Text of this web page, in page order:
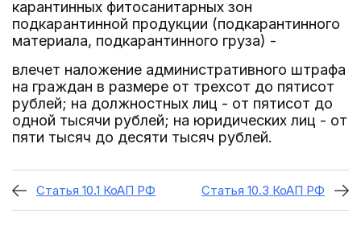
карантинных фитосанитарных зон
подкарантинной продукции (подкарантинного
материала, подкарантинного груза) -
влечет наложение административного штрафа
на граждан в размере от трехсот до пятисот
рублей; на должностных лиц - от пятисот до
одной тысячи рублей; на юридических лиц - от
пяти тысяч до десяти тысяч рублей.
Статья 10.1 КоАП РФ Статья 10.3 КоАП РФ